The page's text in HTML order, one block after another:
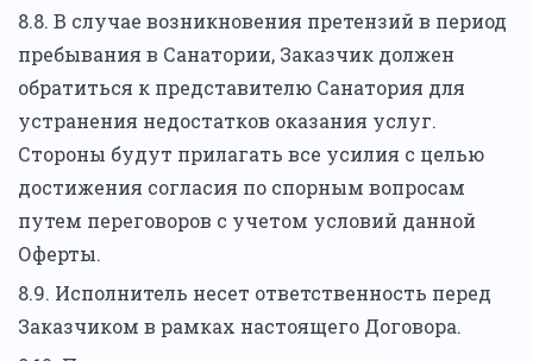
8.8. В случае возникновения претензий в период
пребывания в Санатории, Заказчик должен
обратиться к представителю Санатория для
устранения недостатков оказания услуг.
Стороны будут прилагать все усилия с целью
достижения согласия по спорным вопросам
путем переговоров с учетом условий данной
Оферты.
8.9. Исполнитель несет ответственность перед
Заказчиком в рамках настоящего Договора.